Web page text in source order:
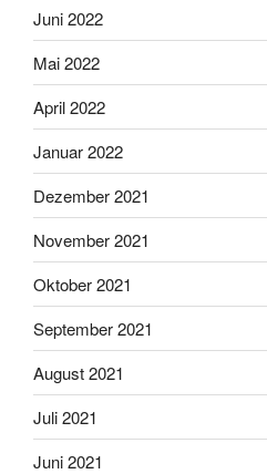
Juni 2022
Mai 2022
April 2022
Januar 2022
Dezember 2021
November 2021
Oktober 2021
September 2021
August 2021
Juli 2021
Juni 2021